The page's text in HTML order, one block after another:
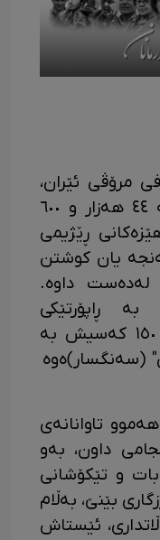
مرۆڤی ئێران،
لە ساڵانی ١٩٧٩-٢٠٢٠ زیاتر لە ٤٤ هەزار و ٦٠٠
ڕێژیمی
یان کوشتن
لەدەست داوە.
ڕاپۆرتێکی
ڕۆژنامەی فیگارۆی فەرانسە، ١٥٠ کەسیش بە
(سەنگسار)ەوە
تاوانانەی
داون، بەو
و تێکۆشانی
بێنێ، بەڵام
ئێستاش